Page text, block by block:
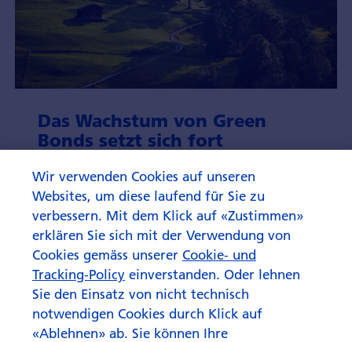
Das Wachstum von Green
Bonds setzt sich fort
Wir liefern nachhaltigen Anlegern eine klare
Klassifizierung des Universums nachhaltiger
Bonds, um Anlageentscheidungen zu erleichtern.
Zum Artikel
Mehr Artikel anzeigen
Wir verwenden Cookies auf unseren
Websites, um diese laufend für Sie zu
verbessern. Mit dem Klick auf «Zustimmen»
erklären Sie sich mit der Verwendung von
Cookies gemäss unserer Cookie- und
Tracking-Policy einverstanden. Oder lehnen
Sie den Einsatz von nicht technisch
notwendigen Cookies durch Klick auf
«Ablehnen» ab. Sie können Ihre